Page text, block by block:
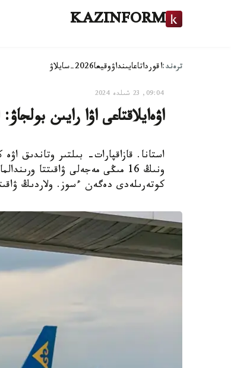
KAZINFORM
ترەند:اقورداتاعايىنداۋوقيعا2026-سايلاۋ
09:04, 23 شىلدە 2024
اۋەايلاقتاعى اۋا رايىن
ونىڭ 16 مىڭى مەجەلى ۋاقىتتا
كوتەرىلەدى دەگەن ءسوز. ولاردىڭ